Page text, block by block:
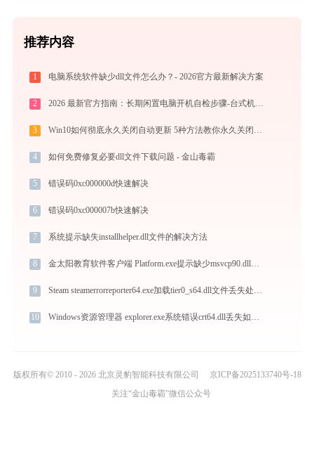
推荐内容
1 电脑系统软件缺少dll文件怎么办？- 2026官方最新解决方案
2 2026 最新官方指南：长期闲置电脑开机自检步骤-台式机笔记本节后避故障流程
3 Win10如何彻底永久关闭自动更新 5种方法教你永久关闭win10自动更新
4 如何免费修复必要dll文件下载问题 - 金山毒霸
5 错误码0xc000000d快速解决
6 错误码0xc000007b快速解决
7 系统提示缺失installhelper.dll文件的解决方法
8 金太阳教育软件客户端 Platform.exe提示缺少msvcp90.dll文件的解决办法
9 Steam steamerrorreporter64.exe加载tier0_s64.dll文件丢失处理办法
10 Windows资源管理器 explorer.exe系统错误crt64.dll丢失如何解决
版权所有© 2010 - 2026 北京灵豹智能科技有限公司
京ICP备2025133740号-18
关注“金山毒霸”微信公众号